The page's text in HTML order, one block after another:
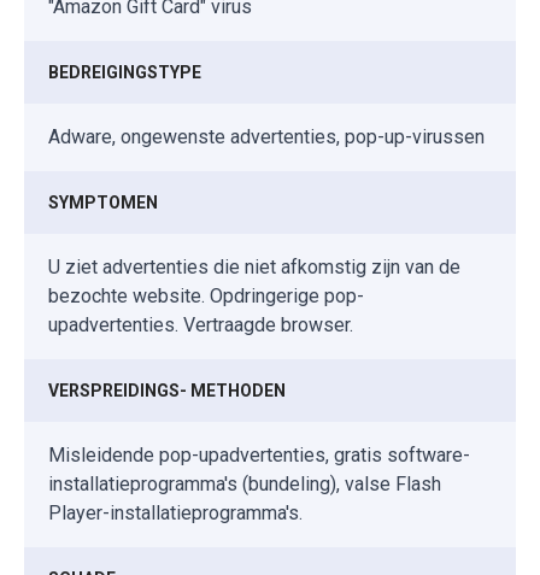
"Amazon Gift Card" virus
BEDREIGINGSTYPE
Adware, ongewenste advertenties, pop-up-virussen
SYMPTOMEN
U ziet advertenties die niet afkomstig zijn van de
bezochte website. Opdringerige pop-
upadvertenties. Vertraagde browser.
VERSPREIDINGS- METHODEN
Misleidende pop-upadvertenties, gratis software-
installatieprogramma's (bundeling), valse Flash
Player-installatieprogramma's.